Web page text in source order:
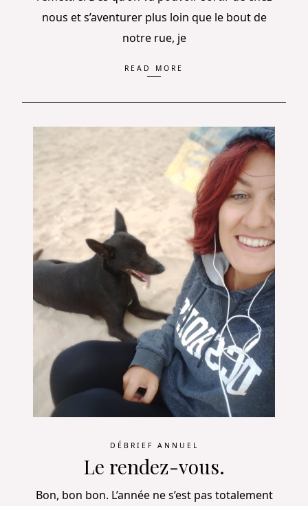
nous et s’aventurer plus loin que le bout de
notre rue, je
READ MORE
DÉBRIEF ANNUEL
Le rendez-vous.
Bon, bon bon. L’année ne s’est pas totalement